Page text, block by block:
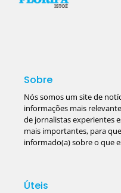
Sobre
Nós somos um site de
informações mais
de jornalistas experientes
mais importantes, para
informado(a) sobre o que
Úteis